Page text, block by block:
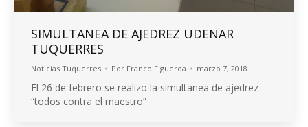
SIMULTANEA DE AJEDREZ UDENAR
TUQUERRES
Noticias Tuquerres Por Franco Figueroa marzo 7, 2018
El 26 de febrero se realizo la simultanea de ajedrez
“todos contra el maestro”